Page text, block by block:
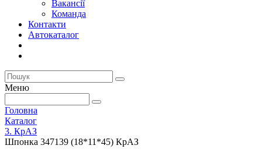
Вакансії
Команда
Контакти
Автокаталог
Меню
Головна
Каталог
3. КрАЗ
Шпонка 347139 (18*11*45) КрАЗ